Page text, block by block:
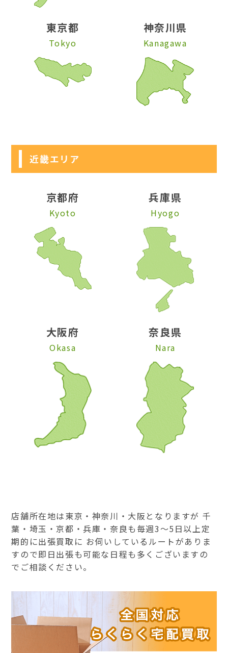
東京都
Tokyo
神奈川県
Kanagawa
近畿エリア
京都府
Kyoto
兵庫県
Hyogo
大阪府
Okasa
奈良県
Nara
店舗所在地は東京・神奈川・大阪となりますが 千
葉・埼玉・京都・兵庫・奈良も毎週3～5日以上定
期的に出張買取に お伺いしているルートがありま
すので即日出張も可能な日程も多くございますの
でご相談ください。